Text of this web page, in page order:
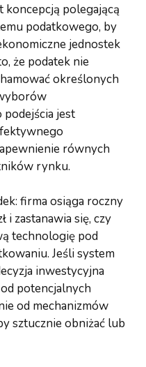
polegającą
podatkowego, by
jednostek
że podatek nie
określonych
jest
równych
rynku.
firma osiąga roczny
i zastanawia się, czy
technologię pod
Jeśli system
inwestycyjna
potencjalnych
od mechanizmów
sztucznie obniżać lub